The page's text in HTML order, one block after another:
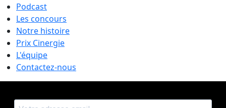
Podcast
Les concours
Notre histoire
Prix Cinergie
L'équipe
Contactez-nous